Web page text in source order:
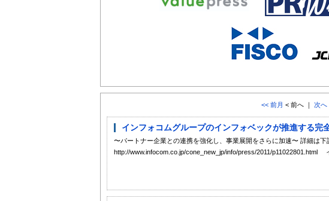
<< 前月 < 前へ ｜ 次へ
インフォコムグループのインフォベックが推進する完
〜パートナー企業との連携を強化し、事業展開をさらに加速〜 詳細は下
http://www.infocom.co.jp/cone_new_jp/info/press/2011/p11022801.html